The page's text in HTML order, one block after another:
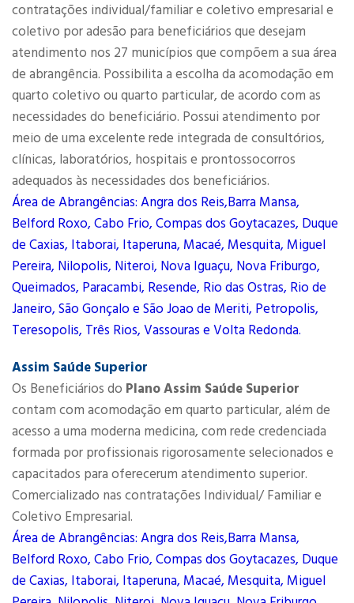
contratações individual/familiar e coletivo empresarial e
coletivo por adesão para beneficiários que desejam
atendimento nos 27 municípios que compõem a sua área
de abrangência. Possibilita a escolha da acomodação em
quarto coletivo ou quarto particular, de acordo com as
necessidades do beneficiário. Possui atendimento por
meio de uma excelente rede integrada de consultórios,
clínicas, laboratórios, hospitais e prontossocorros
adequados às necessidades dos beneficiários.
Área de Abrangências: Angra dos Reis,Barra Mansa,
Belford Roxo, Cabo Frio, Compas dos Goytacazes, Duque
de Caxias, Itaborai, Itaperuna, Macaé, Mesquita, Miguel
Pereira, Nilopolis, Niteroi, Nova Iguaçu, Nova Friburgo,
Queimados, Paracambi, Resende, Rio das Ostras, Rio de
Janeiro, São Gonçalo e São Joao de Meriti, Petropolis,
Teresopolis, Três Rios, Vassouras e Volta Redonda.
Assim Saúde Superior
Os Beneficiários do Plano Assim Saúde Superior
contam com acomodação em quarto particular, além de
acesso a uma moderna medicina, com rede credenciada
formada por profissionais rigorosamente selecionados e
capacitados para oferecerum atendimento superior.
Comercializado nas contratações Individual/ Familiar e
Coletivo Empresarial.
Área de Abrangências: Angra dos Reis,Barra Mansa,
Belford Roxo, Cabo Frio, Compas dos Goytacazes, Duque
de Caxias, Itaborai, Itaperuna, Macaé, Mesquita, Miguel